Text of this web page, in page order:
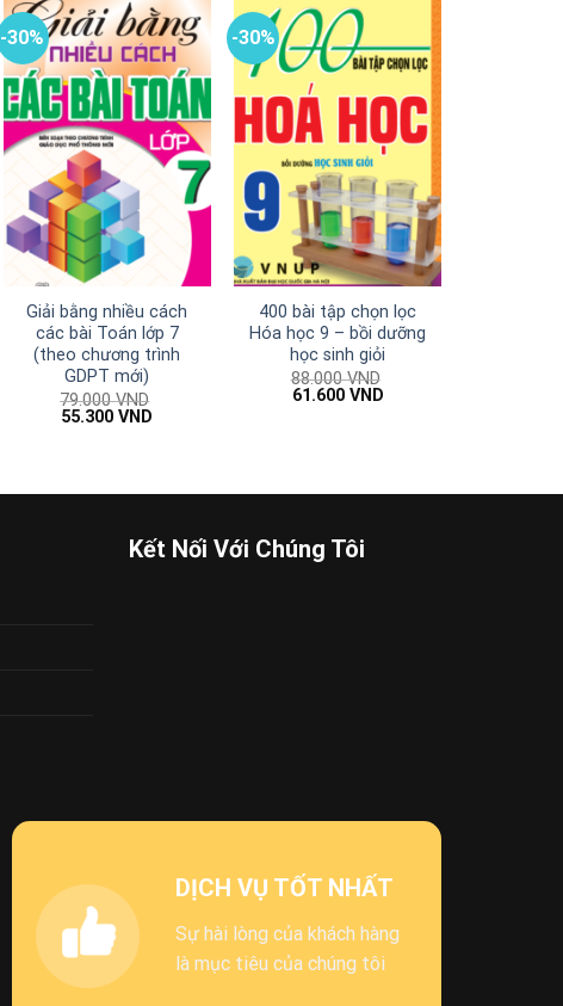
-30%
Giải bằng nhiều cách
các bài Toán lớp 7
(theo chương trình
GDPT mới)
79.000VND
Giá
55.300VND
-30%
400 bài tập chọn lọc
Hóa học 9 – bồi dưỡng
học sinh giỏi
88.000VND
Giá
61.600 VNDGiá
Kết Nối Với Chúng Tôi
DỊCH VỤ TỐT NHẤT
Sự hài lòng của khách hàng
là mục tiêu của chúng tôi